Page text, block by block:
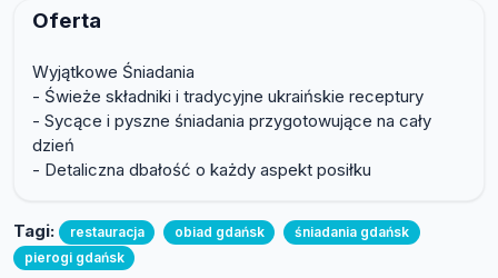
Oferta
Wyjątkowe Śniadania
- Świeże składniki i tradycyjne ukraińskie receptury
- Sycące i pyszne śniadania przygotowujące na cały
dzień
- Detaliczna dbałość o każdy aspekt posiłku
Tagi: restauracja obiad gdańsk
śniadania gdańsk
pierogi gdańsk